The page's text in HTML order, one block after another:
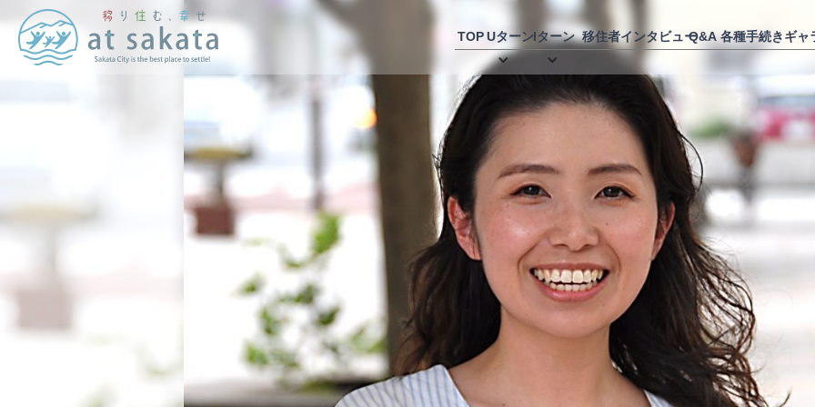
TOPUターンIターン 移住者インタビューQ&A 各種手続きギャ